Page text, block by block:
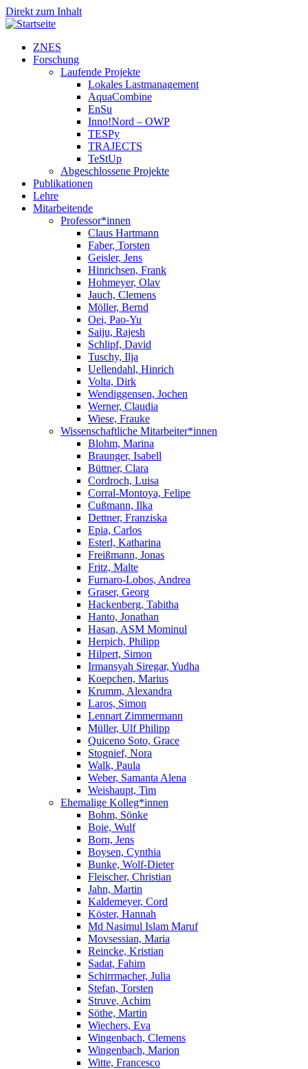
Direkt zum Inhalt
ZNES
Forschung
Laufende Projekte
Lokales Lastmanagement
AquaCombine
EnSu
Inno!Nord – OWP
TESPy
TRAJECTS
TeStUp
Abgeschlossene Projekte
Publikationen
Lehre
Mitarbeitende
Professor*innen
Claus Hartmann
Faber, Torsten
Geisler, Jens
Hinrichsen, Frank
Hohmeyer, Olav
Jauch, Clemens
Möller, Bernd
Oei, Pao-Yu
Saiju, Rajesh
Schlipf, David
Tuschy, Ilja
Uellendahl, Hinrich
Volta, Dirk
Wendiggensen, Jochen
Werner, Claudia
Wiese, Frauke
Wissenschaftliche Mitarbeiter*innen
Blohm, Marina
Braunger, Isabell
Büttner, Clara
Cordroch, Luisa
Corral-Montoya, Felipe
Cußmann, Ilka
Dettner, Franziska
Epia, Carlos
Esterl, Katharina
Freißmann, Jonas
Fritz, Malte
Furnaro-Lobos, Andrea
Graser, Georg
Hackenberg, Tabitha
Hanto, Jonathan
Hasan, ASM Mominul
Herpich, Philipp
Hilpert, Simon
Irmansyah Siregar, Yudha
Koepchen, Marius
Krumm, Alexandra
Laros, Simon
Lennart Zimmermann
Müller, Ulf Philipp
Quiceno Soto, Grace
Stognief, Nora
Walk, Paula
Weber, Samanta Alena
Weishaupt, Tim
Ehemalige Kolleg*innen
Bohm, Sönke
Boie, Wulf
Born, Jens
Boysen, Cynthia
Bunke, Wolf-Dieter
Fleischer, Christian
Jahn, Martin
Kaldemeyer, Cord
Köster, Hannah
Md Nasimul Islam Maruf
Movsessian, Maria
Reincke, Kristian
Sadat, Fahim
Schirrmacher, Julia
Stefan, Torsten
Struve, Achim
Söthe, Martin
Wiechers, Eva
Wingenbach, Clemens
Wingenbach, Marion
Witte, Francesco